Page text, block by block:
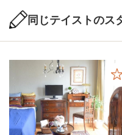
同じテイストのス